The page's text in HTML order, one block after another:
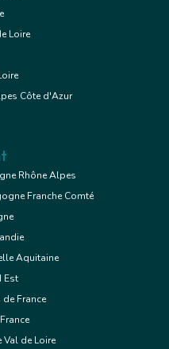
Loire
Côte d'Azur
Rhône Alpes
Franche Comté
Aquitaine
Est
France
Val de Loire